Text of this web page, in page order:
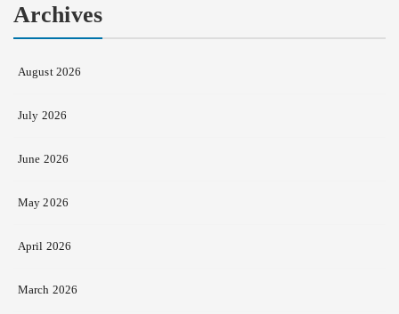
Archives
August 2026
July 2026
June 2026
May 2026
April 2026
March 2026